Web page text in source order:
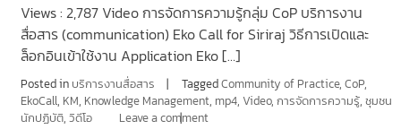
Views : 2,787 Video การจัดการความรู้กลุ่ม CoP บริการงาน
สื่อสาร (communication) Eko Call for Siriraj วิธีการเปิดและ
ล็อกอินเข้าใช้งาน Application Eko […]
Posted in บริการงานสื่อสาร TaggedCommunity of Practice, CoP,
EkoCall, KM, Knowledge Management, mp4, Video, การจัดการความรู้, ชุมชน
นักปฏิบัติ, วิดีโอ Leave a comment